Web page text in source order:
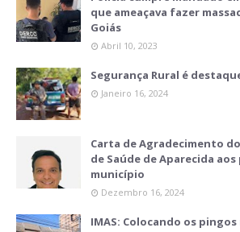
que ameaçava fazer
Goiás
Abril 10, 2023
Segurança Rural é
Janeiro 16, 2024
Carta de Agradecimento
de Saúde de Aparecida
município
Dezembro 16, 2024
IMAS: Colocando os pingos